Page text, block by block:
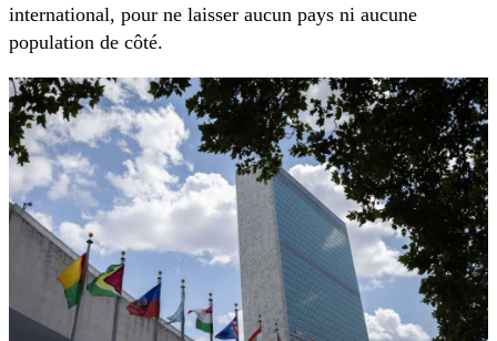
international, pour ne laisser aucun pays ni aucune
population de côté.